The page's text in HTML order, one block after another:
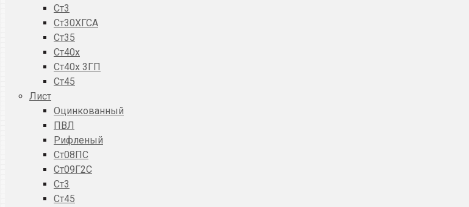
Ст3
Ст30ХГСА
Ст35
Ст40х
Ст40х 3ГП
Ст45
Лист
Оцинкованный
ПВЛ
Рифленый
Ст08ПС
Ст09Г2С
Ст3
Ст45